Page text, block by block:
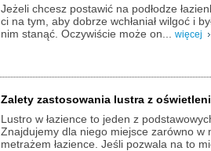
Jeżeli chcesz postawić na podłodze
ci na tym, aby dobrze wchłaniał wilgoć i
nim stanąć. Oczywiście może on... więcej
Zalety zastosowania lustra z
Lustro w łazience to jeden z
Znajdujemy dla niego miejsce zarówno w
metrażem łazience. Jeśli pozwala na to